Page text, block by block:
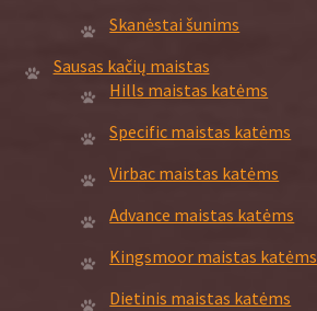
Skanėstai šunims
Sausas kačių maistas
Hills maistas katėms
Specific maistas katėms
Virbac maistas katėms
Advance maistas katėms
Kingsmoor maistas katėms
Dietinis maistas katėms